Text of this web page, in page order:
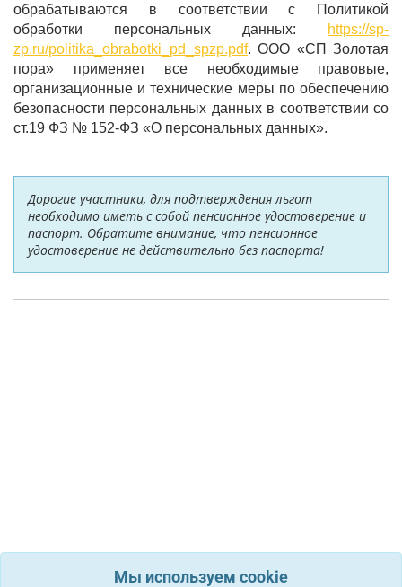
обрабатываются в соответствии с Политикой
обработки персональных данных:
https://sp-
zp.ru/politika_obrabotki_pd_spzp.pdf. ООО «СП Золотая
пора» применяет все необходимые правовые,
организационные и технические меры по обеспечению
безопасности персональных данных в соответствии со
ст.19 ФЗ № 152-ФЗ «О персональных данных».
Дорогие участники, для подтверждения льгот
необходимо иметь с собой пенсионное удостоверение и
паспорт. Обратите внимание, что пенсионное
удостоверение не действительно без паспорта!
Мы используем cookie